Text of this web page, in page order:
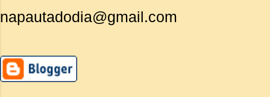
napautadodia@gmail.com